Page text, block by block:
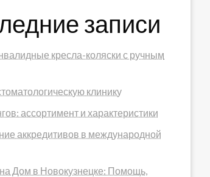
записи
кресла-коляски с ручным
клинику
ассортимент и характеристики
аккредитивов в международной
Дом в Новокузнецке: Помощь,